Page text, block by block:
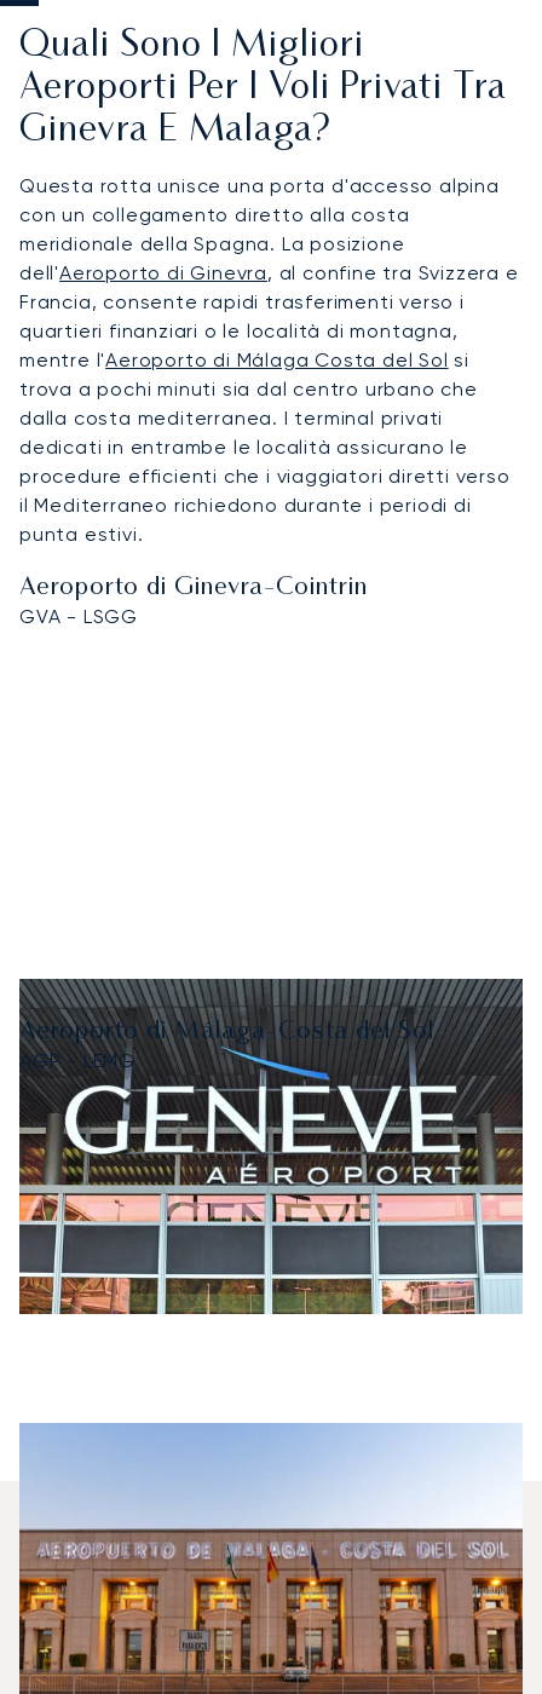
Quali Sono I Migliori
Aeroporti Per I Voli Privati Tra
Ginevra E Malaga?
Questa rotta unisce una porta d'accesso alpina
con un collegamento diretto alla costa
meridionale della Spagna. La posizione
dell'Aeroporto di Ginevra, al confine tra Svizzera e
Francia, consente rapidi trasferimenti verso i
quartieri finanziari o le località di montagna,
mentre l'Aeroporto di Málaga Costa del Sol si
trova a pochi minuti sia dal centro urbano che
dalla costa mediterranea. I terminal privati
dedicati in entrambe le località assicurano le
procedure efficienti che i viaggiatori diretti verso
il Mediterraneo richiedono durante i periodi di
punta estivi.
Aeroporto di Ginevra-Cointrin
GVA - LSGG
Aeroporto di Málaga-Costa del Sol
AGP - LEMG
Quali Jet Privati Vengono
Noleggiati Più
Frequentemente Tra Ginevra E